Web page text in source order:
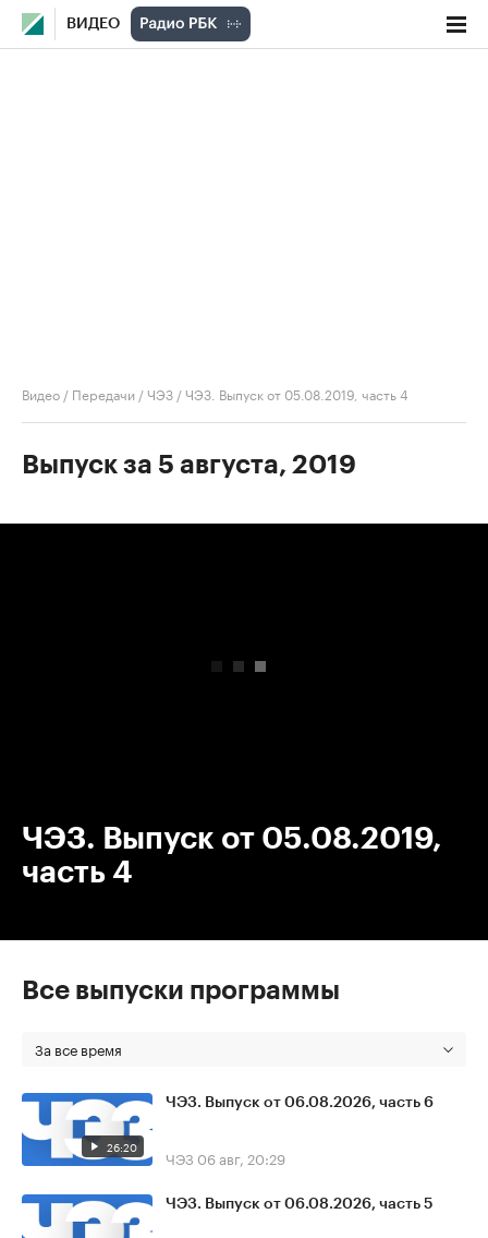
ВИДЕО
Видео / Передачи /ЧЭЗ /ЧЭЗ. Выпуск от 05.08.2019, часть 4
Выпуск за 5 августа, 2019
ЧЭЗ. Выпуск от 05.08.2019,
часть 4
Все выпуски программы
За все время
26:20
ЧЭЗ. Выпуск от 06.08.2026, часть 6
ЧЭЗ 06 авг, 20:29
ЧЭЗ. Выпуск от 06.08.2026, часть 5